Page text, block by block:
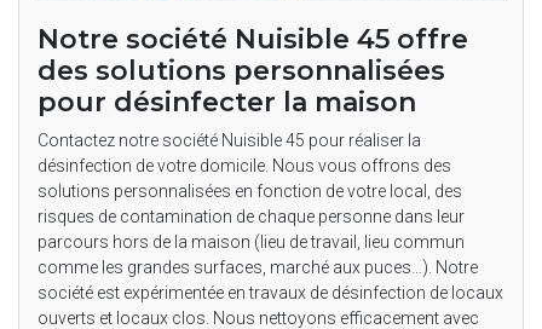
Notre société Nuisible 45 offre
des solutions personnalisées
pour désinfecter la maison
Contactez notre société Nuisible 45 pour réaliser la
désinfection de votre domicile. Nous vous offrons des
solutions personnalisées en fonction de votre local, des
risques de contamination de chaque personne dans leur
parcours hors de la maison (lieu de travail, lieu commun
comme les grandes surfaces, marché aux puces…). Notre
société est expérimentée en travaux de désinfection de locaux
ouverts et locaux clos. Nous nettoyons efficacement avec